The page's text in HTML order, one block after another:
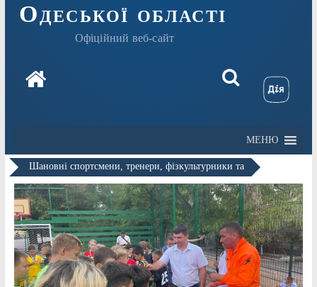
Одеської області
Офіційний веб-сайт
МЕНЮ
Шановні спортсмени, тренери, фізкультурники та